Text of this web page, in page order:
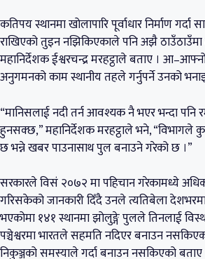
कतिपय स्थानमा खोलापारि पूर्वाधार निर्माण
राखिएको तुइन नझिकिएकाले पनि अझै
महानिर्देशक ईश्वरचन्द्र मरहट्ठाले बताए ।
अनुगमनको काम स्थानीय तहले गर्नुपर्ने उनको भनाइ
“मानिसलाई नदी तर्न आवश्यक नै भएर भन्दा पनि
हुनसक्छ,” महानिर्देशक मरहट्ठाले भने, “विभागले
छ भन्ने खबर पाउनासाथ पुल बनाउने गरेको छ ।”
सरकारले विसं २०७२ मा पहिचान गरेकामध्ये
गरिसकेको जानकारी दिँदै उनले त्यतिबेला
भएकोमा १४१ स्थानमा झोलुङ्गे पुलले तिनलाई
पञ्चेश्वरमा भारतले सहमति नदिएर बनाउन नसकिएको
निकुञ्जको समस्याले गर्दा बनाउन नसकिएको बताए